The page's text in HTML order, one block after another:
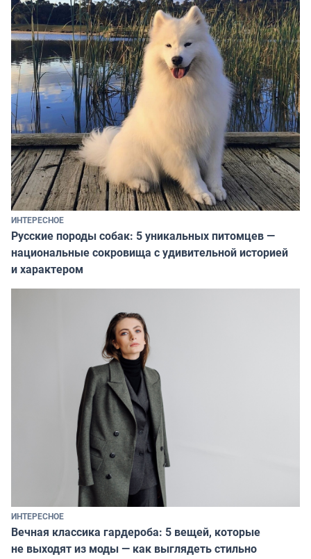
ИНТЕРЕСНОЕ
Русские породы собак: 5 уникальных питомцев —
национальные сокровища с удивительной историей
и характером
ИНТЕРЕСНОЕ
Вечная классика гардероба: 5 вещей, которые
не выходят из моды — как выглядеть стильно